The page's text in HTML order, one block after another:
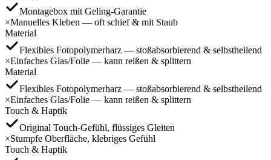
Montagebox mit Geling‑Garantie
×Manuelles Kleben — oft schief & mit Staub
Material
Flexibles Fotopolymerharz — stoßabsorbierend & selbstheilend
×Einfaches Glas/Folie — kann reißen & splittern
Material
Flexibles Fotopolymerharz — stoßabsorbierend & selbstheilend
×Einfaches Glas/Folie — kann reißen & splittern
Touch & Haptik
Original Touch‑Gefühl, flüssiges Gleiten
×Stumpfe Oberfläche, klebriges Gefühl
Touch & Haptik